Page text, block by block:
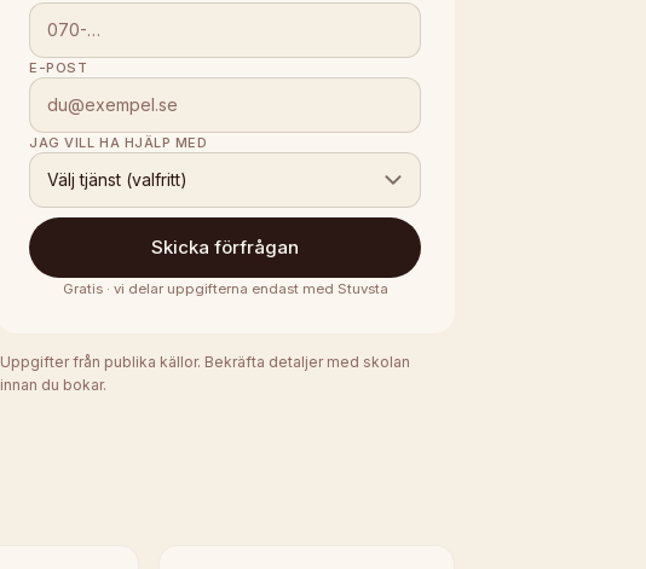
E-POST
JAG VILL HA HJÄLP MED
Välj tjänst (valfritt)
Skicka förfrågan
Gratis · vi delar uppgifterna endast med Stuvsta
Uppgifter från publika källor. Bekräfta detaljer med skolan
innan du bokar.